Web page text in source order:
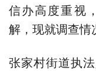
信办高度重视
解，现就调查情
张家村街道执